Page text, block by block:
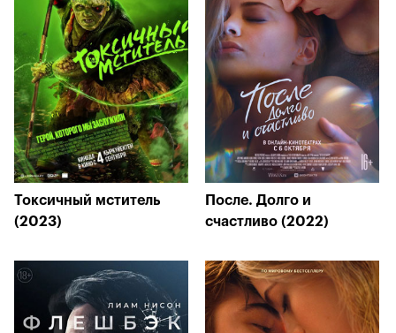
Токсичный мститель
(2023)
После. Долго и
счастливо (2022)